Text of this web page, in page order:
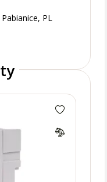
PL